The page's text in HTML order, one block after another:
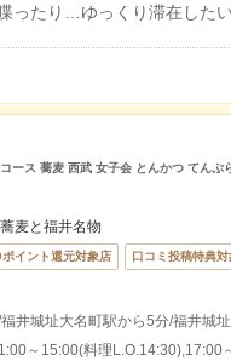
ったり…ゆっくり滞在した
ース 蕎麦 西武 女子会 とんかつ てんぷ
麦と福井名物
ポイント還元対象店 口コミ投稿特典対
井城址大名町駅から5分/福井城